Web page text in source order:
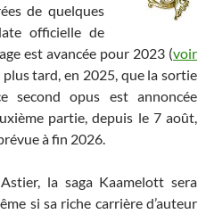
de quelques
officielle de
est avancée pour 2023 (voir
plus tard, en 2025, que la sortie
second opus est annoncée
partie, depuis le 7 août,
à fin 2026.
la saga Kaamelott sera
si sa riche carrière d’auteur